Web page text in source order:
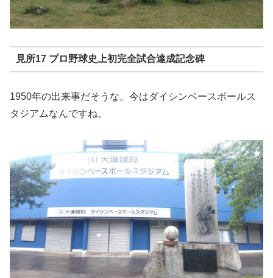
見所17 プロ野球史上初完全試合達成記念碑
1950年の出来事だそうな。今はダイシンベースボールス
タジアムなんですね。